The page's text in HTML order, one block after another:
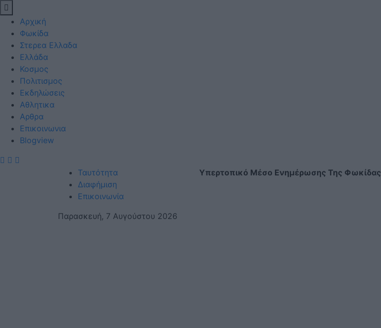
Αρχική
Φωκίδα
Στερεα Ελλαδα
Ελλάδα
Κοσμος
Πολιτισμος
Εκδηλώσεις
Αθλητικα
Αρθρα
Eπικοινωνια
Blogview
Ταυτότητα
Διαφήμιση
Επικοινωνία
Υπερτοπικό Μέσο Ενημέρωσης Της Φωκίδας
Παρασκευή, 7 Αυγούστου 2026